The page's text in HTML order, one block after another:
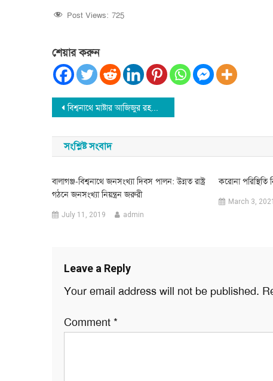
Post Views: 725
শেয়ার করুন
Post
navigation
বিশ্বনাথে মাষ্টার আজিজুর রহমানের মৃতুতে স্বরন সভা অনুষ্টিত
সংশ্লিষ্ট সংবাদ
বালাগঞ্জ-বিশ্বনাথে জনসংখ্যা দিবস পালন: উন্নত রাষ্ট্র
গঠনে জনসংখ্যা নিয়ন্ত্রন জরুরী
July 11, 2019 admin
করোনা পরিস্থিতি
March 3, 2021
Leave a Reply
Your email address will not be published.
Comment *